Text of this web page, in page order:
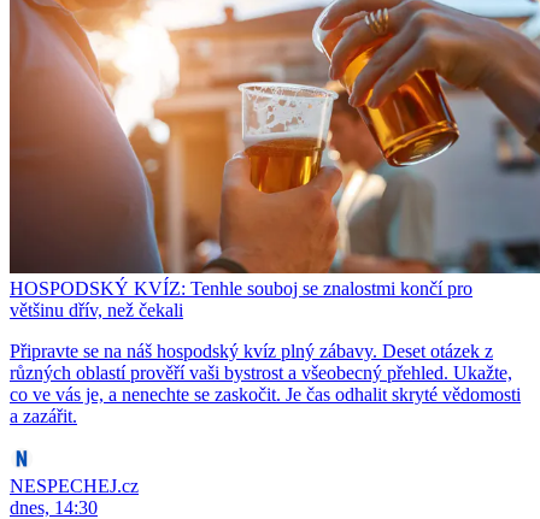
HOSPODSKÝ KVÍZ: Tenhle souboj se znalostmi končí pro
většinu dřív, než čekali
Připravte se na náš hospodský kvíz plný zábavy. Deset otázek z
různých oblastí prověří vaši bystrost a všeobecný přehled. Ukažte,
co ve vás je, a nenechte se zaskočit. Je čas odhalit skryté vědomosti
a zazářit.
NESPECHEJ.cz
dnes, 14:30